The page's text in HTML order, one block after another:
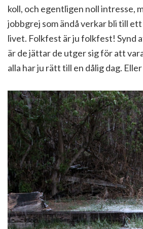
koll, och egentligen noll intresse,
jobbgrej som ändå verkar bli till
livet. Folkfest är ju folkfest! Synd
är de jättar de utger sig för att
alla har ju rätt till en dålig dag.